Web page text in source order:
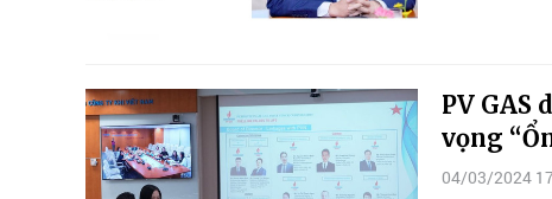
PV GAS
vọng
04/03/2024